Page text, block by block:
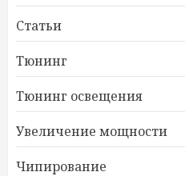
Статьи
Тюнинг
Тюнинг освещения
Увеличение мощности
Чипирование